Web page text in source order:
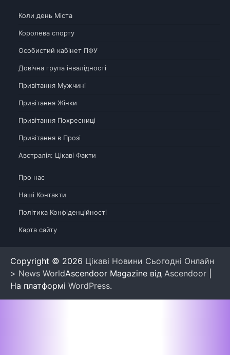
Коли день Міста
Королева спорту
Особистий кабінет ПФУ
Довічна група інвалідності
Привітання Мужчині
Привітання Жінки
Привітання Похресниці
Привітання в Прозі
Австралія: Цікаві Факти
Про нас
Наші Контакти
Політика Конфіденційності
Карта сайту
Copyright © 2026 Цікаві Новини Сьогодні Онлайн
> News WorldAscendoor Magazine від Ascendoor
На платформі WordPress.